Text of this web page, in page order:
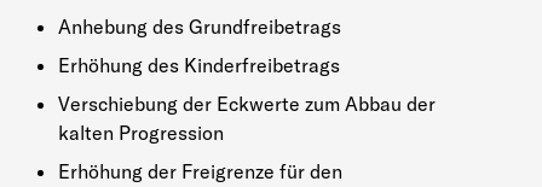
Anhebung des Grundfreibetrags
Erhöhung des Kinderfreibetrags
Verschiebung der Eckwerte zum Abbau der
kalten Progression
Erhöhung der Freigrenze für den